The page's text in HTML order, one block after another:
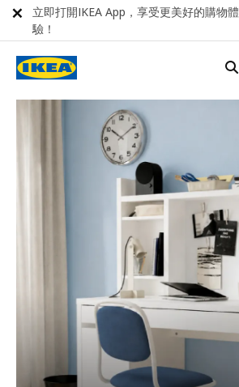
立即打開IKEA App，享受更美好的購物體
驗！